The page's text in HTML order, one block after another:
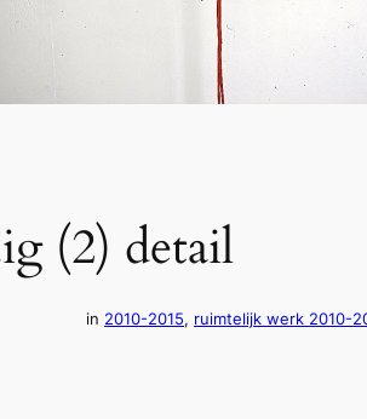
(2) detail
in 2010-2015, ruimtelijk werk 2010-